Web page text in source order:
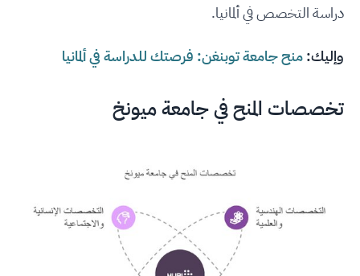
دراسة التخصص في ألمانيا.
وإليك:منح جامعة توبنغن: فرصتك للدراسة في ألمانيا
تخصصات المنح في جامعة ميونخ